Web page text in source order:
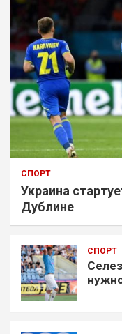
СПОРТ
Украина
Дублине
СПОРТ